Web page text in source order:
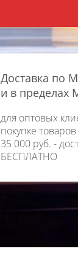
Доставка по
и в пределах
для оптовых
покупке товаров
35 000 руб. -
БЕСПЛАТНО